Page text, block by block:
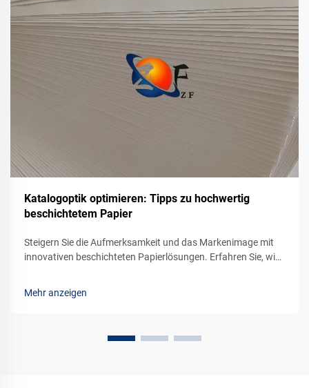
Katalogoptik optimieren: Tipps zu hochwertig
beschichtetem Papier
Steigern Sie die Aufmerksamkeit und das Markenimage mit
innovativen beschichteten Papierlösungen. Erfahren Sie, wie
Holen Sie sich jetzt Expertentipps.
Mehr anzeigen